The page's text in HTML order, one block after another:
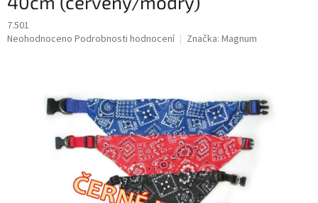
7.501
Průměrné
Neohodnoceno Podrobnosti hodnocení Značka: Magnum